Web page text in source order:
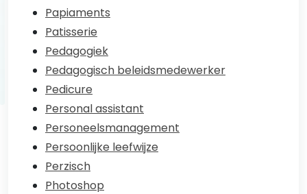
Papiaments
Patisserie
Pedagogiek
Pedagogisch beleidsmedewerker
Pedicure
Personal assistant
Personeelsmanagement
Persoonlijke leefwijze
Perzisch
Photoshop